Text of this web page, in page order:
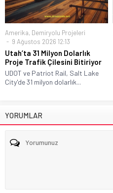
Amerika, Demiryolu Projeleri
9 Ağustos 2026 12:13
Utah’ta 31 Milyon Dolarlık
Proje Trafik Çilesini Bitiriyor
UDOT ve Patriot Rail, Salt Lake
City'de 31 milyon dolarlık...
YORUMLAR